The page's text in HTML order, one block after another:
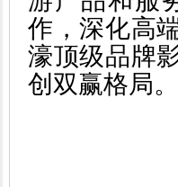
作，深化高
濠顶级品牌
创双赢格局。